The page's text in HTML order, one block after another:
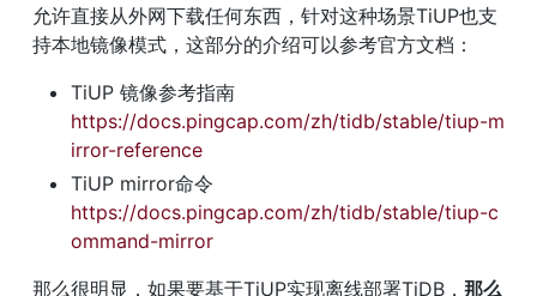
允许直接从外网下载任何东西，针对这种场景TiUP也支
持本地镜像模式，这部分的介绍可以参考官方文档：
TiUP 镜像参考指南
https://docs.pingcap.com/zh/tidb/stable/tiup-m
irror-reference
TiUP mirror命令
https://docs.pingcap.com/zh/tidb/stable/tiup-c
ommand-mirror
那么很明显，如果要基于TiUP实现离线部署TiDB， 那么